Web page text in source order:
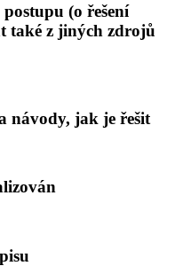
(o řešení
také z jiných zdrojů
návody, jak je řešit